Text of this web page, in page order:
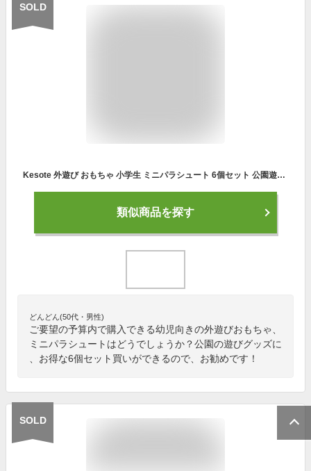
SOLD
Kesote 外遊び おもちゃ 小学生 ミニパラシュート 6個セット 公園遊び 子供 幼児 手投げ 祭り 子供の日 アウトドアゲーム プレゼント
類似商品を探す
どんどん(50代・男性)
ご要望の予算内で購入できる幼児向きの外遊びおもちゃ、
ミニパラシュートはどうでしょうか？公園の遊びグッズに
、お得な6個セット買いができるので、お勧めです！
SOLD